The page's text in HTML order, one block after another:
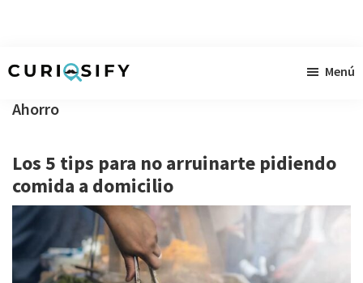
contenido
primaria
pie
raudales
Menú
Ahorro
Los 5 tips para no arruinarte pidiendo
comida a domicilio